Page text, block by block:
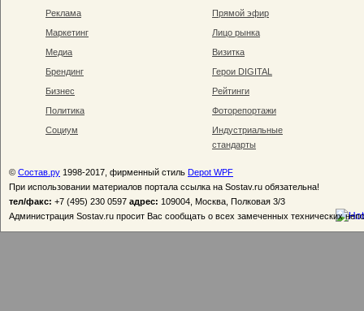
Реклама
Маркетинг
Медиа
Брендинг
Бизнес
Политика
Социум
Прямой эфир
Лицо рынка
Визитка
Герои DIGITAL
Рейтинги
Фоторепортажи
Индустриальные
стандарты
© Состав.ру 1998-2017, фирменный стиль Depot WPF
При использовании материалов портала ссылка на Sostav.ru обязательна!
тел/факс: +7 (495) 230 0597 адрес: 109004, Москва, Полковая 3/3
Администрация Sostav.ru просит Вас сообщать о всех замеченных технических